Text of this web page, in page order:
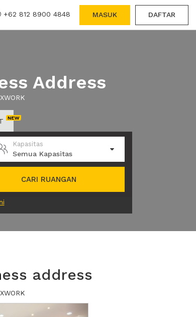
+62 812 8900 4848 MASUK DAFTAR
Address
Kapasitas
Semua Kapasitas
CARI RUANGAN
address